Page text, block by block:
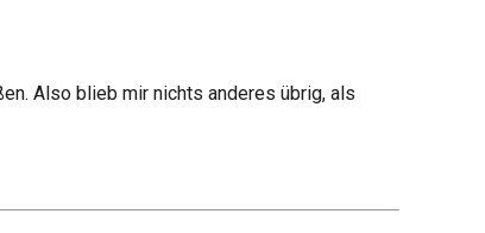
Also blieb mir nichts anderes übrig, als